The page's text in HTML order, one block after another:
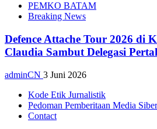
PEMKO BATAM
Breaking News
Defence Attache Tour 2026 di
Claudia Sambut Delegasi
adminCN 3 Juni 2026
Kode Etik Jurnalistik
Pedoman Pemberitaan Media Siber
Contact